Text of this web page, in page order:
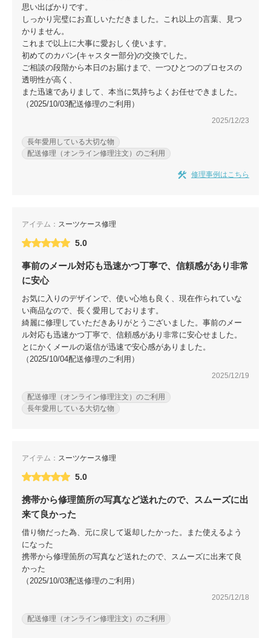
思い出ばかりです。
しっかり完璧にお直しいただきました。これ以上の言葉、見つ
かりません。
これまで以上に大事に愛おしく使います。
初めてのカバン(キャスター部分)の交換でした。
ご相談の段階から本日のお届けまで、一つひとつのプロセスの
透明性が高く、
また迅速でありまして、本当に気持ちよくお任せできました。
（2025/10/03配送修理のご利用）
2025/12/23
長年愛用している大切な物
配送修理（オンライン修理注文）のご利用
修理事例はこちら
アイテム： スーツケース修理
5.0
事前のメール対応も迅速かつ丁寧で、信頼感があり非常
に安心
お気に入りのデザインで、使い心地も良く、現在作られていな
い商品なので、長く愛用しております。
綺麗に修理していただきありがとうございました。事前のメー
ル対応も迅速かつ丁寧で、信頼感があり非常に安心せました。
とにかくメールの返信が迅速で安心感がありました。
（2025/10/04配送修理のご利用）
2025/12/19
配送修理（オンライン修理注文）のご利用
長年愛用している大切な物
アイテム： スーツケース修理
5.0
携帯から修理箇所の写真など送れたので、スムーズに出
来て良かった
借り物だった為、元に戻して返却したかった。また使えるよう
になった
携帯から修理箇所の写真など送れたので、スムーズに出来て良
かった
（2025/10/03配送修理のご利用）
2025/12/18
配送修理（オンライン修理注文）のご利用